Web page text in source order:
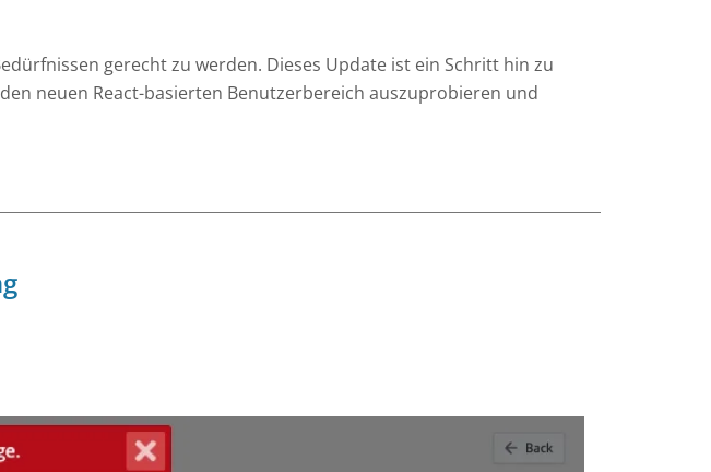
gerecht zu werden. Dieses Update ist ein Schritt hin zu
neuen React-basierten Benutzerbereich auszuprobieren und